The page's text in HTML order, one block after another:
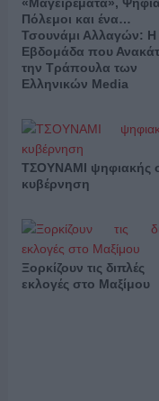
Πόλεμοι και ένα…
Τσουνάμι Αλλαγών: Η
Εβδομάδα που
την Τράπουλα των
Ελληνικών Media
ΤΣΟΥΝΑΜΙ ψηφιακής
κυβέρνηση
Ξορκίζουν τις διπλές
εκλογές στο Μαξίμου